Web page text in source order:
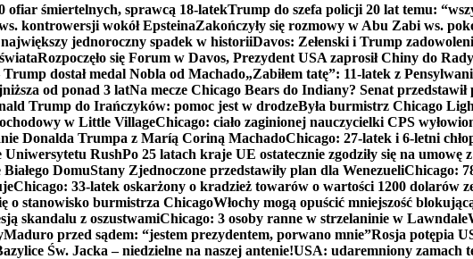
ofiar śmiertelnych, sprawcą 18-latekTrump do szefa policji 20 lat temu:
kontrowersji wokół EpsteinaZakończyły się rozmowy w Abu Zabi ws.
jednoroczny spadek w historiiDavos: Zełenski i Trump
Rozpoczęło się Forum w Davos, Prezydent USA zaprosił Chiny do
Trump dostał medal Nobla od Machado„Zabiłem tatę”: 11-latek z
od ponad 3 latNa mecze Chicago Bears do Indiany? Senat
Trump do Irańczyków: pomoc jest w drodzeByła burmistrz Chicago
w Little VillageChicago: ciało zaginionej nauczycielki CPS
Donalda Trumpa z Maríą Coriną MachadoChicago: 27-latek i 6-letni
Uniwersytetu RushPo 25 latach kraje UE ostatecznie zgodziły się na umowę z
DomuStany Zjednoczone przedstawiły plan dla WenezueliChicago:
Chicago: 33-latek oskarżony o kradzież towarów o wartości 1200 dolarów
o stanowisko burmistrza ChicagoWłochy mogą opuścić mniejszość
skandalu z oszustwamiChicago: 3 osoby ranne w strzelaninie w Lawndale
Maduro przed sądem: “jestem prezydentem, porwano mnie”Rosja potępia
Św. Jacka – niedzielne na naszej antenie!USA: udaremniony zamach